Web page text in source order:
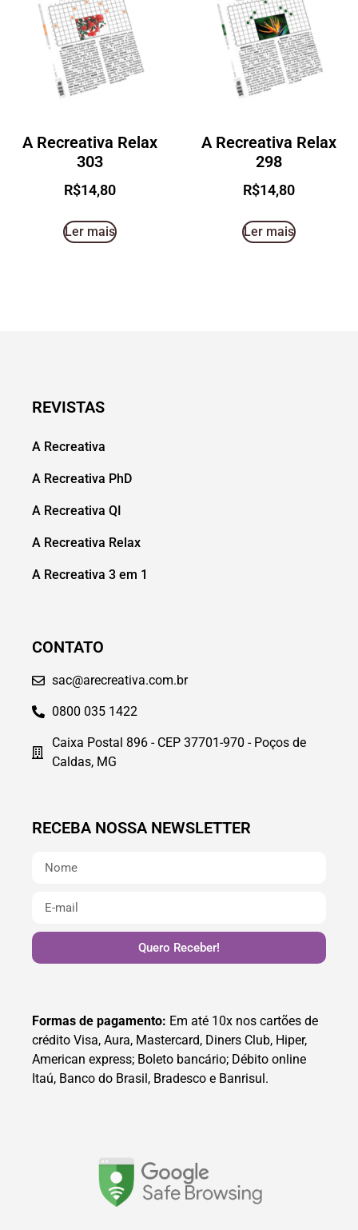
A Recreativa Relax
303
R$14,80
Ler mais
A Recreativa Relax
298
R$14,80
Ler mais
REVISTAS
A Recreativa
A Recreativa PhD
A Recreativa QI
A Recreativa Relax
A Recreativa 3 em 1
CONTATO
sac@arecreativa.com.br
0800 035 1422
Caixa Postal 896 - CEP 37701-970 - Poços de
Caldas, MG
RECEBA NOSSA NEWSLETTER
Quero Receber!
Formas de pagamento: Em até 10x nos cartões de
crédito Visa, Aura, Mastercard, Diners Club, Hiper,
American express; Boleto bancário; Débito online
Itaú, Banco do Brasil, Bradesco e Banrisul.